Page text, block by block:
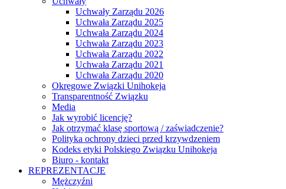
Uchwały Zarządu 2026
Uchwała Zarządu 2025
Uchwała Zarządu 2024
Uchwała Zarządu 2023
Uchwała Zarządu 2022
Uchwała Zarządu 2021
Uchwała Zarządu 2020
Okręgowe Związki Unihokeja
Transparentność Związku
Media
Jak wyrobić licencję?
Jak otrzymać klasę sportową / zaświadczenie?
Polityka ochrony dzieci przed krzywdzeniem
Kodeks etyki Polskiego Związku Unihokeja
Biuro - kontakt
REPREZENTACJE
Mężczyźni